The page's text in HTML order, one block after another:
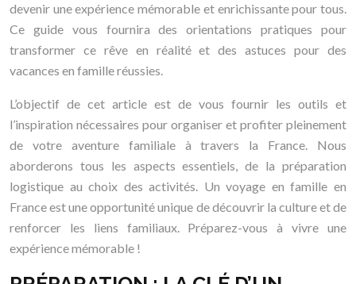
devenir une expérience mémorable et enrichissante pour tous.
Ce guide vous fournira des orientations pratiques pour
transformer ce rêve en réalité et des astuces pour des
vacances en famille réussies.
L’objectif de cet article est de vous fournir les outils et
l’inspiration nécessaires pour organiser et profiter pleinement
de votre aventure familiale à travers la France. Nous
aborderons tous les aspects essentiels, de la préparation
logistique au choix des activités. Un voyage en famille en
France est une opportunité unique de découvrir la culture et de
renforcer les liens familiaux. Préparez-vous à vivre une
expérience mémorable !